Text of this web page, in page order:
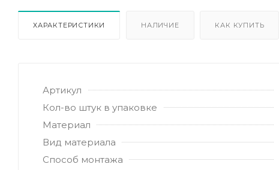
ХАРАКТЕРИСТИКИ НАЛИЧИЕ КАК КУПИТЬ
Артикул
Кол-во штук в упаковке
Материал
Вид материала
Способ монтажа